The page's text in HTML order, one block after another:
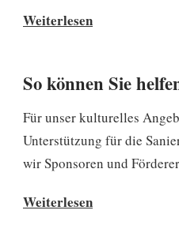
WeiterlesenUnsere
So können Sie
Für unser kulturelles
Unterstützung für die
wir Sponsoren und
WeiterlesenSo